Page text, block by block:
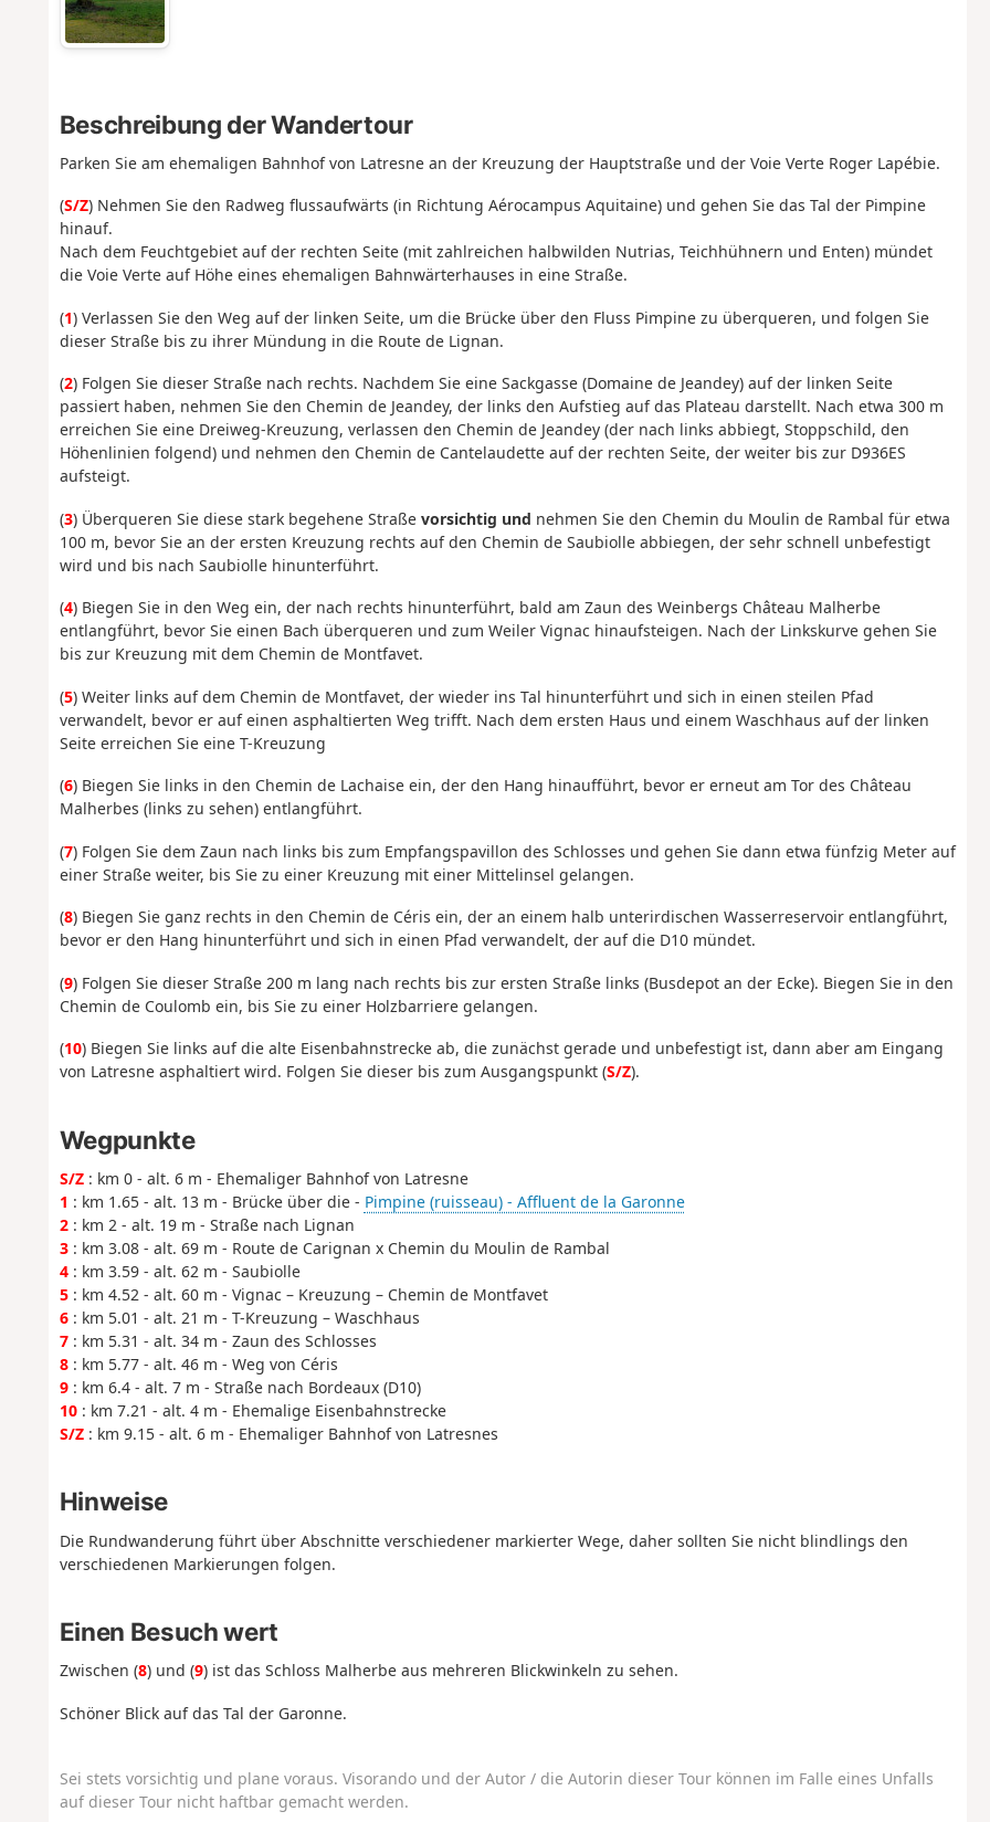
Beschreibung der Wandertour
Parken Sie am ehemaligen Bahnhof von Latresne an der Kreuzung der Hauptstraße und der Voie Verte Roger Lapébie.
(S/Z) Nehmen Sie den Radweg flussaufwärts (in Richtung Aérocampus Aquitaine) und gehen Sie das Tal der Pimpine
hinauf.
Nach dem Feuchtgebiet auf der rechten Seite (mit zahlreichen halbwilden Nutrias, Teichhühnern und Enten) mündet
die Voie Verte auf Höhe eines ehemaligen Bahnwärterhauses in eine Straße.
(1) Verlassen Sie den Weg auf der linken Seite, um die Brücke über den Fluss Pimpine zu überqueren, und folgen Sie
dieser Straße bis zu ihrer Mündung in die Route de Lignan.
(2) Folgen Sie dieser Straße nach rechts. Nachdem Sie eine Sackgasse (Domaine de Jeandey) auf der linken Seite
passiert haben, nehmen Sie den Chemin de Jeandey, der links den Aufstieg auf das Plateau darstellt. Nach etwa 300 m
erreichen Sie eine Dreiweg-Kreuzung, verlassen den Chemin de Jeandey (der nach links abbiegt, Stoppschild, den
Höhenlinien folgend) und nehmen den Chemin de Cantelaudette auf der rechten Seite, der weiter bis zur D936ES
aufsteigt.
(3) Überqueren Sie diese stark begehene Straße vorsichtig und nehmen Sie den Chemin du Moulin de Rambal für etwa
100 m, bevor Sie an der ersten Kreuzung rechts auf den Chemin de Saubiolle abbiegen, der sehr schnell unbefestigt
wird und bis nach Saubiolle hinunterführt.
(4) Biegen Sie in den Weg ein, der nach rechts hinunterführt, bald am Zaun des Weinbergs Château Malherbe
entlangführt, bevor Sie einen Bach überqueren und zum Weiler Vignac hinaufsteigen. Nach der Linkskurve gehen Sie
bis zur Kreuzung mit dem Chemin de Montfavet.
(5) Weiter links auf dem Chemin de Montfavet, der wieder ins Tal hinunterführt und sich in einen steilen Pfad
verwandelt, bevor er auf einen asphaltierten Weg trifft. Nach dem ersten Haus und einem Waschhaus auf der linken
Seite erreichen Sie eine T-Kreuzung
(6) Biegen Sie links in den Chemin de Lachaise ein, der den Hang hinaufführt, bevor er erneut am Tor des Château
Malherbes (links zu sehen) entlangführt.
(7) Folgen Sie dem Zaun nach links bis zum Empfangspavillon des Schlosses und gehen Sie dann etwa fünfzig Meter auf
einer Straße weiter, bis Sie zu einer Kreuzung mit einer Mittelinsel gelangen.
(8) Biegen Sie ganz rechts in den Chemin de Céris ein, der an einem halb unterirdischen Wasserreservoir entlangführt,
bevor er den Hang hinunterführt und sich in einen Pfad verwandelt, der auf die D10 mündet.
(9) Folgen Sie dieser Straße 200 m lang nach rechts bis zur ersten Straße links (Busdepot an der Ecke). Biegen Sie in den
Chemin de Coulomb ein, bis Sie zu einer Holzbarriere gelangen.
(10) Biegen Sie links auf die alte Eisenbahnstrecke ab, die zunächst gerade und unbefestigt ist, dann aber am Eingang
von Latresne asphaltiert wird. Folgen Sie dieser bis zum Ausgangspunkt (S/Z).
Wegpunkte
S/Z: km 0 - alt. 6 m - Ehemaliger Bahnhof von Latresne
1 : km 1.65 - alt. 13 m - Brücke über die - Pimpine (ruisseau) - Affluent de la Garonne
2: km 2 - alt. 19 m - Straße nach Lignan
3: km 3.08 - alt. 69 m - Route de Carignan x Chemin du Moulin de Rambal
4: km 3.59 - alt. 62 m - Saubiolle
5: km 4.52 - alt. 60 m - Vignac – Kreuzung – Chemin de Montfavet
6: km 5.01 - alt. 21 m - T-Kreuzung – Waschhaus
7: km 5.31 - alt. 34 m - Zaun des Schlosses
8: km 5.77 - alt. 46 m - Weg von Céris
9: km 6.4 - alt. 7 m - Straße nach Bordeaux (D10)
10: km 7.21 - alt. 4 m - Ehemalige Eisenbahnstrecke
S/Z: km 9.15 - alt. 6 m - Ehemaliger Bahnhof von Latresnes
Hinweise
Die Rundwanderung führt über Abschnitte verschiedener markierter Wege, daher sollten Sie nicht blindlings den
verschiedenen Markierungen folgen.
Einen Besuch wert
Zwischen (8) und (9) ist das Schloss Malherbe aus mehreren Blickwinkeln zu sehen.
Schöner Blick auf das Tal der Garonne.
Sei stets vorsichtig und plane voraus. Visorando und der Autor / die Autorin dieser Tour können im Falle eines Unfalls
auf dieser Tour nicht haftbar gemacht werden.